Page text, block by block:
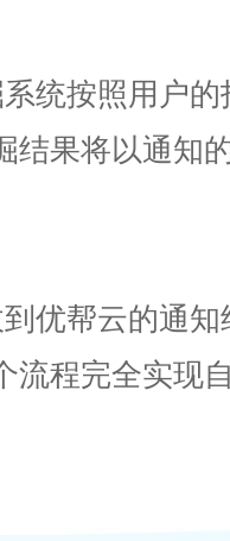
统按照用户
结果将以通知
优帮云的通
流程完全实现